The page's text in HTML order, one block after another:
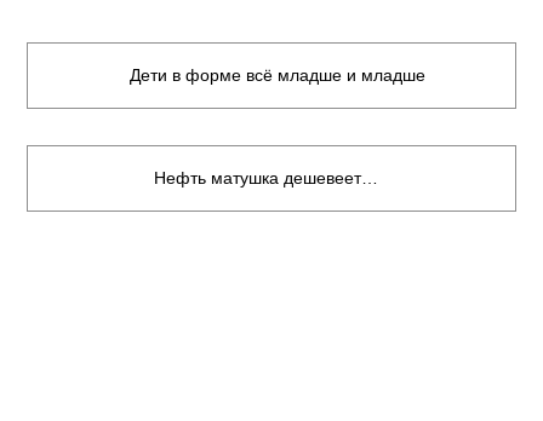
Дети в форме всё младше и младше
Нефть матушка дешевеет…